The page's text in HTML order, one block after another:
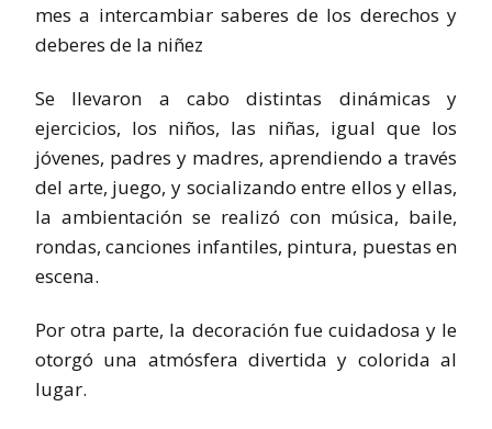
mes a intercambiar saberes de los derechos y
deberes de la niñez
Se llevaron a cabo distintas dinámicas y
ejercicios, los niños, las niñas, igual que los
jóvenes, padres y madres, aprendiendo a través
del arte, juego, y socializando entre ellos y ellas,
la ambientación se realizó con música, baile,
rondas, canciones infantiles, pintura, puestas en
escena.
Por otra parte, la decoración fue cuidadosa y le
otorgó una atmósfera divertida y colorida al
lugar.